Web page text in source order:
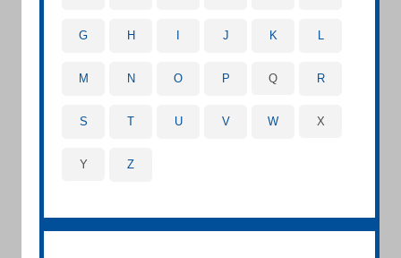
G H J K L
M N O P Q R
S T U V W X
Y Z